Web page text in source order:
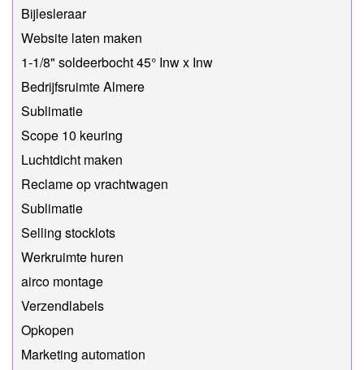
Bijlesleraar
Website laten maken
1-1/8" soldeerbocht 45° Inw x Inw
Bedrijfsruimte Almere
Sublimatie
Scope 10 keuring
Luchtdicht maken
Reclame op vrachtwagen
Sublimatie
Selling stocklots
Werkruimte huren
airco montage
Verzendlabels
Opkopen
Marketing automation